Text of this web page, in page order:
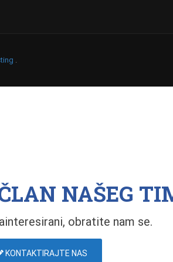
.
NAŠEG
obratite nam se.
KONTAKTIRAJTE NAS